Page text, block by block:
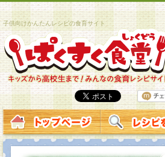
子供向けかんたんレシピの食育サイト